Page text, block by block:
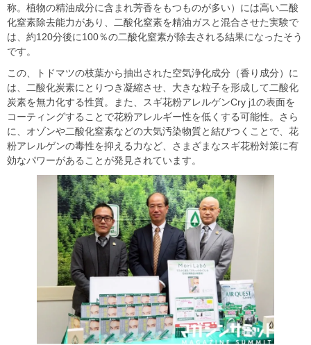
称。植物の精油成分に含まれ芳香をもつものが多い）には高い二酸
化窒素除去能力があり、二酸化窒素を精油ガスと混合させた実験で
は、約120分後に100％の二酸化窒素が除去される結果になったそう
です。
この、トドマツの枝葉から抽出された空気浄化成分（香り成分）に
は、二酸化炭素にとりつき凝縮させ、大きな粒子を形成して二酸化
炭素を無力化する性質。また、スギ花粉アレルゲンCry j1の表面を
コーティングすることで花粉アレルギー性を低くする可能性。さら
に、オゾンや二酸化窒素などの大気汚染物質と結びつくことで、花
粉アレルゲンの毒性を抑える力など、さまざまなスギ花粉対策に有
効なパワーがあることが発見されています。